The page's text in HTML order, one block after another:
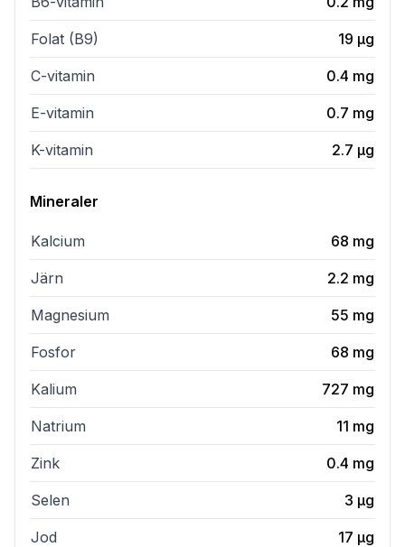
Folat (B9) 19 µg
C-vitamin 0.4 mg
E-vitamin 0.7 mg
K-vitamin 2.7 µg
Mineraler
Kalcium 68 mg
Järn 2.2 mg
Magnesium 55 mg
Fosfor 68 mg
Kalium 727 mg
Natrium 11 mg
Zink 0.4 mg
Selen 3 µg
Jod 17 µg